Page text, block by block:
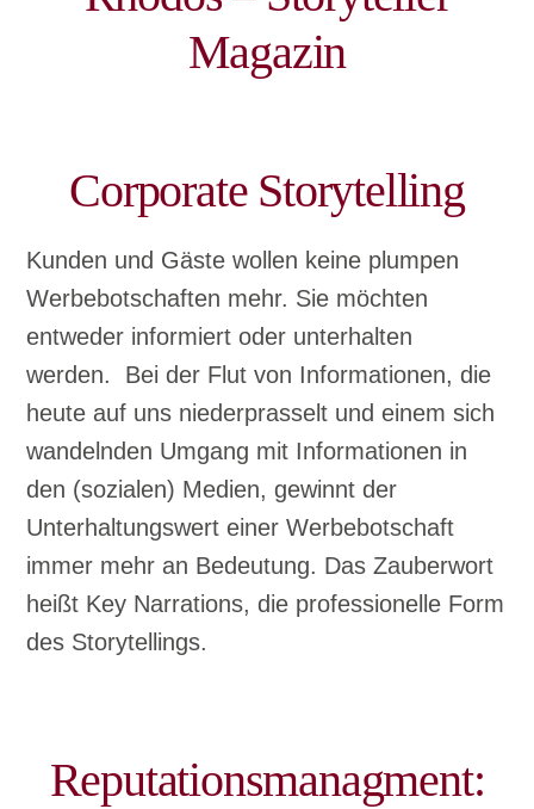
Magazin
Corporate Storytelling
Kunden und Gäste wollen keine plumpen
Werbebotschaften mehr. Sie möchten
entweder informiert oder unterhalten
werden. Bei der Flut von Informationen, die
heute auf uns niederprasselt und einem sich
wandelnden Umgang mit Informationen in
den (sozialen) Medien, gewinnt der
Unterhaltungswert einer Werbebotschaft
immer mehr an Bedeutung. Das Zauberwort
heißt Key Narrations, die professionelle Form
des Storytellings.
Reputationsmanagment: